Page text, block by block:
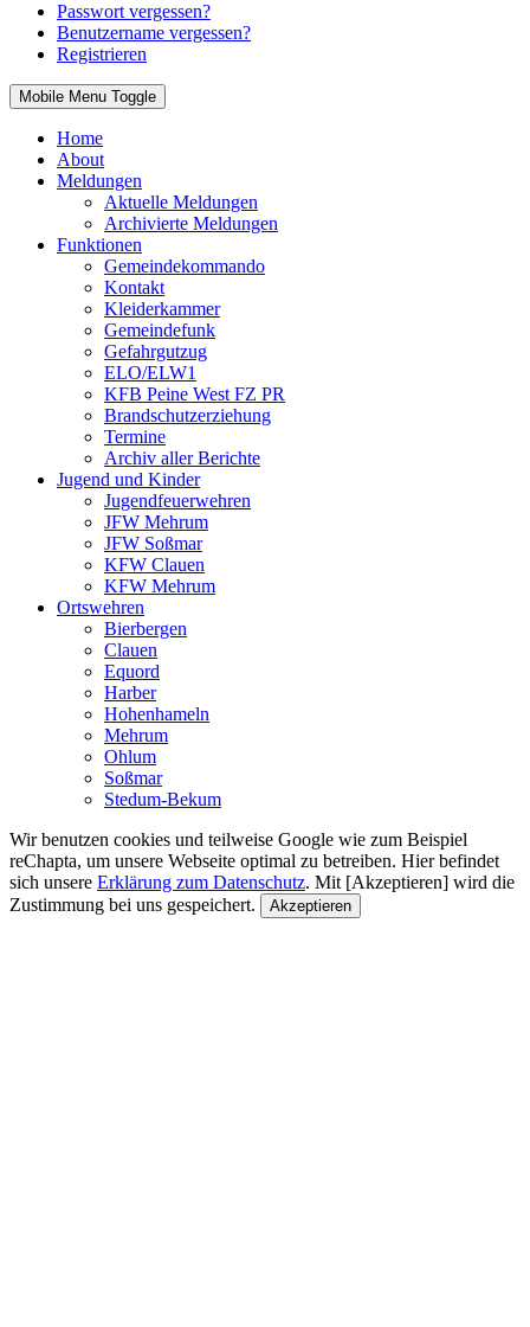
Passwort vergessen?
Benutzername vergessen?
Registrieren
Mobile Menu Toggle
Home
About
Meldungen
Aktuelle Meldungen
Archivierte Meldungen
Funktionen
Gemeindekommando
Kontakt
Kleiderkammer
Gemeindefunk
Gefahrgutzug
ELO/ELW1
KFB Peine West FZ PR
Brandschutzerziehung
Termine
Archiv aller Berichte
Jugend und Kinder
Jugendfeuerwehren
JFW Mehrum
JFW Soßmar
KFW Clauen
KFW Mehrum
Ortswehren
Bierbergen
Clauen
Equord
Harber
Hohenhameln
Mehrum
Ohlum
Soßmar
Stedum-Bekum
Wir benutzen cookies und teilweise Google wie zum Beispiel
reChapta, um unsere Webseite optimal zu betreiben. Hier befindet
sich unsere Erklärung zum Datenschutz. Mit [Akzeptieren] wird die
Zustimmung bei uns gespeichert.
Akzeptieren